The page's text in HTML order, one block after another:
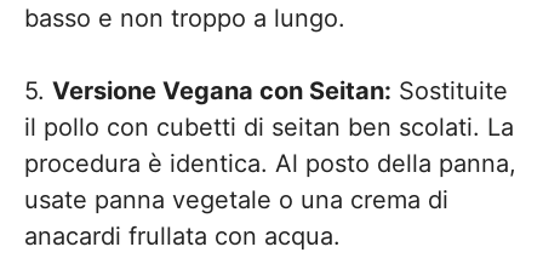
basso e non troppo a lungo.
5. Versione Vegana con Seitan: Sostituite
il pollo con cubetti di seitan ben scolati. La
procedura è identica. Al posto della panna,
usate panna vegetale o una crema di
anacardi frullata con acqua.